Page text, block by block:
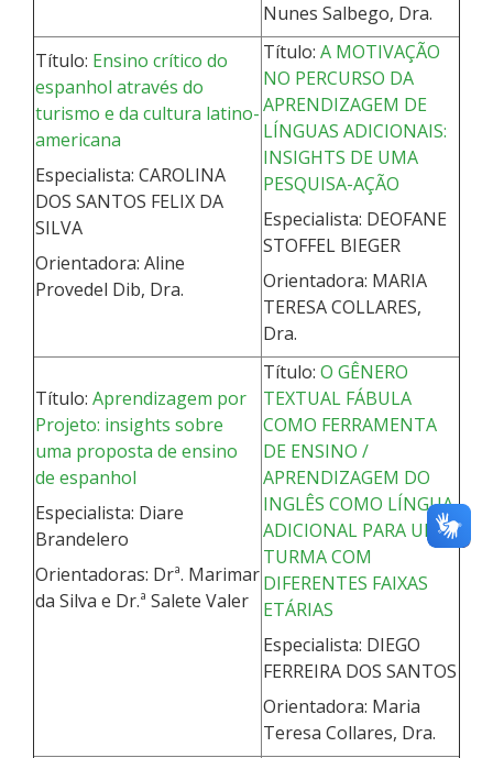
Nunes Salbego, Dra.
Título: Ensino crítico do
espanhol através do
turismo e da cultura latino-
americana
Especialista: CAROLINA
DOS SANTOS FELIX DA
SILVA
Orientadora: Aline
Provedel Dib, Dra.
Título: A MOTIVAÇÃO
NO PERCURSO DA
APRENDIZAGEM DE
LÍNGUAS ADICIONAIS:
INSIGHTS DE UMA
PESQUISA-AÇÃO
Especialista: DEOFANE
STOFFEL BIEGER
Orientadora: MARIA
TERESA COLLARES,
Dra.
Título: Aprendizagem por
Projeto: insights sobre
uma proposta de ensino
de espanhol
Especialista: Diare
Brandelero
Orientadoras: Drª. Marimar
da Silva e Dr.ª Salete Valer
Título: O GÊNERO
TEXTUAL FÁBULA
COMO FERRAMENTA
DE ENSINO /
APRENDIZAGEM DO
INGLÊS COMO LÍNGUA
ADICIONAL PARA UMA
TURMA COM
DIFERENTES FAIXAS
ETÁRIAS
Especialista: DIEGO
FERREIRA DOS SANTOS
Orientadora: Maria
Teresa Collares, Dra.